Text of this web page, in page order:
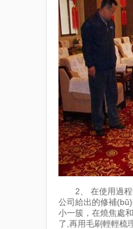
2、 在使用過程
公司給出的修補(bǔ)
小一簇，在燒焦
了,再用毛刷輕輕梳理